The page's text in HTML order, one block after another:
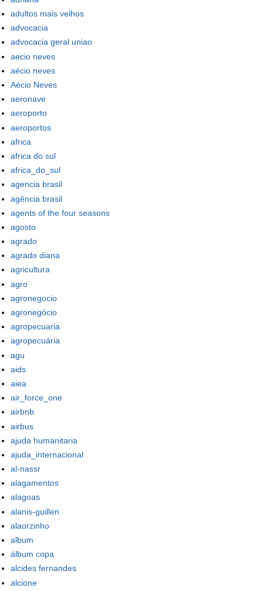
adultos mais velhos
advocacia
advocacia geral uniao
aecio neves
aécio neves
Aécio Neves
aeronave
aeroporto
aeroportos
africa
africa do sul
africa_do_sul
agencia brasil
agência brasil
agents of the four seasons
agosto
agrado
agrado diana
agricultura
agro
agronegocio
agronegócio
agropecuaria
agropecuária
agu
aids
aiea
air_force_one
airbnb
airbus
ajuda humanitaria
ajuda_internacional
al-nassr
alagamentos
alagoas
alanis-guillen
alaorzinho
album
álbum copa
alcides fernandes
alcione